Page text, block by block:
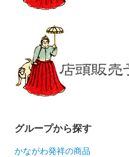
グループから探す
かながわ発祥の商品